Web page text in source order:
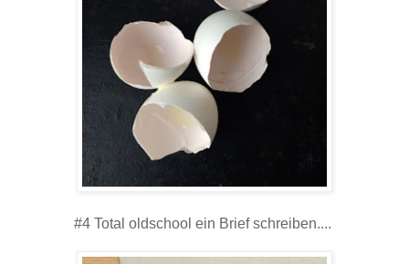
#4 Total oldschool ein Brief schreiben....